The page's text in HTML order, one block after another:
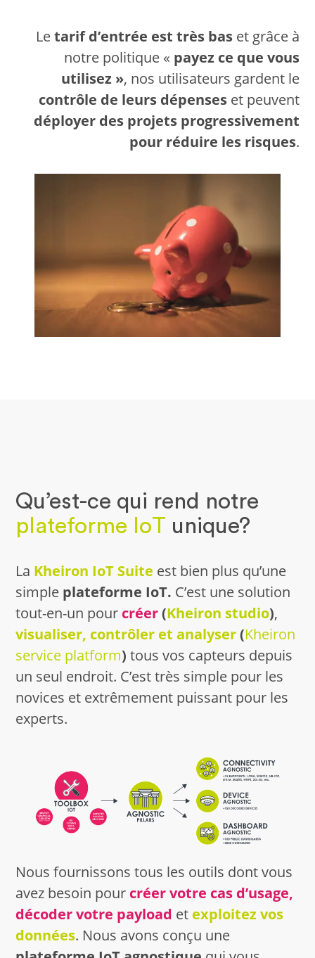
Letarif d’entrée est très baset grâce à
notre politique « payez ce que vous
utilisez », nos utilisateurs gardent le
contrôle de leurs dépenseset peuvent
déployer des projets progressivement
pour réduire les risques.
Qu’est-ce qui rend notre
plateforme IoT unique?
La Kheiron IoT Suite est bien plus qu’une
simple plateforme IoT. C’est une solution
tout-en-un pour créer(Kheiron studio),
visualiser, contrôler et analyser(Kheiron
service platform) tous vos capteurs depuis
un seul endroit. C’est très simple pour les
novices et extrêmement puissant pour les
experts.
Nous fournissons tous les outils dont vous
avez besoin pour créer votre cas d’usage,
décoder votre payload et exploitez vos
données. Nous avons conçu une